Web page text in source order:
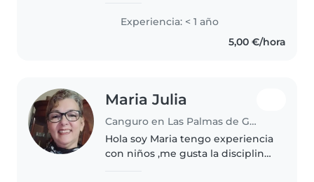
Experiencia: < 1 año
5,00 €/hora
Maria Julia
Canguro en Las Palmas de Gran Canaria
Hola soy Maria tengo experiencia
con niños ,me gusta la disciplina